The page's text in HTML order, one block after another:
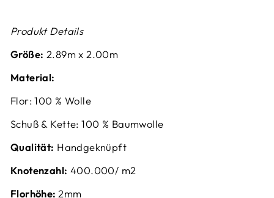
Produkt Details
Größe: 2.89m x 2.00m
Material:
Flor: 100 % Wolle
Schuß & Kette: 100 % Baumwolle
Qualität: Handgeknüpft
Knotenzahl: 400.000/ m2
Florhöhe: 2mm